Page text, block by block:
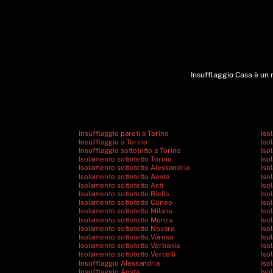
Insufflaggio Casa è un
Insufflaggio pareti a Torino
Insufflaggio a Torino
Insufflaggio sottotetto a Torino
Isolamento sottotetto Torino
Isolamento sottotetto Alessandria
Isolamento sottotetto Aosta
Isolamento sottotetto Asti
Isolamento sottotetto Biella
Isolamento sottotetto Cuneo
Isolamento sottotetto Milano
Isolamento sottotetto Monza
Isolamento sottotetto Novara
Isolamento sottotetto Varese
Isolamento sottotetto Verbania
Isolamento sottotetto Vercelli
Insufflaggio Alessandria